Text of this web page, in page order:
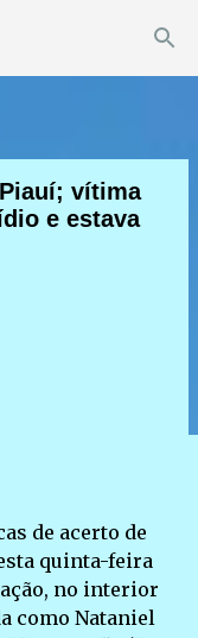
vítima
e estava
de acerto de
quinta-feira
no interior
como Nataniel